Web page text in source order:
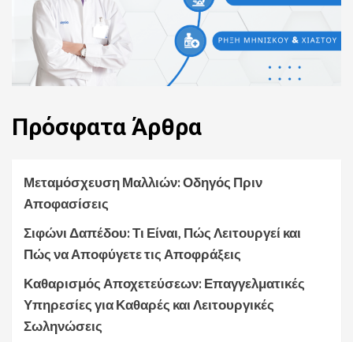
Πρόσφατα Άρθρα
Μεταμόσχευση Μαλλιών: Οδηγός Πριν
Αποφασίσεις
Σιφώνι Δαπέδου: Τι Είναι, Πώς Λειτουργεί και
Πώς να Αποφύγετε τις Αποφράξεις
Καθαρισμός Αποχετεύσεων: Επαγγελματικές
Υπηρεσίες για Καθαρές και Λειτουργικές
Σωληνώσεις